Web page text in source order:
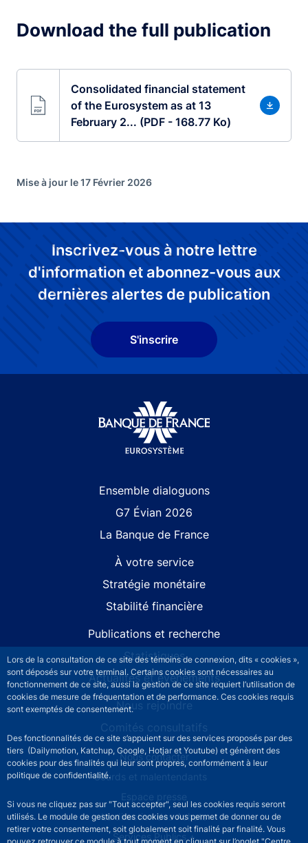
Lors de la consultation de ce site des témoins de connexion, dits « cookies »,
sont déposés sur votre terminal. Certains cookies sont nécessaires au
fonctionnement de ce site, aussi la gestion de ce site requiert l’utilisation de
cookies de mesure de fréquentation et de performance. Ces cookies requis
sont exemptés de consentement.
Des fonctionnalités de ce site s’appuient sur des services proposés par des
tiers (Dailymotion, Katchup, Google, Hotjar et Youtube) et génèrent des
cookies pour des finalités qui leur sont propres, conformément à leur
politique de confidentialité.
Si vous ne cliquez pas sur "Tout accepter", seul les cookies requis seront
utilisés. Le module de gestion des cookies vous permet de donner ou de
retirer votre consentement, soit globalement soit finalité par finalité. Vous
Download the full publication
Consolidated financial statement
of the Eurosystem as at 13
February 2... (PDF - 168.77 Ko)
Mise à jour le 17 Février 2026
Inscrivez-vous à notre lettre
d'information et abonnez-vous aux
dernières alertes de publication
S'inscrire
Ensemble dialoguons
G7 Évian 2026
La Banque de France
À votre service
Stratégie monétaire
Stabilité financière
Publications et recherche
Statistiques
Actualités et événements
Nous rejoindre
Comités consultatifs
Footer secondary menuNous contacter
Sourds et malentendants
Espace presse
La direction des Achats
Services Publics +